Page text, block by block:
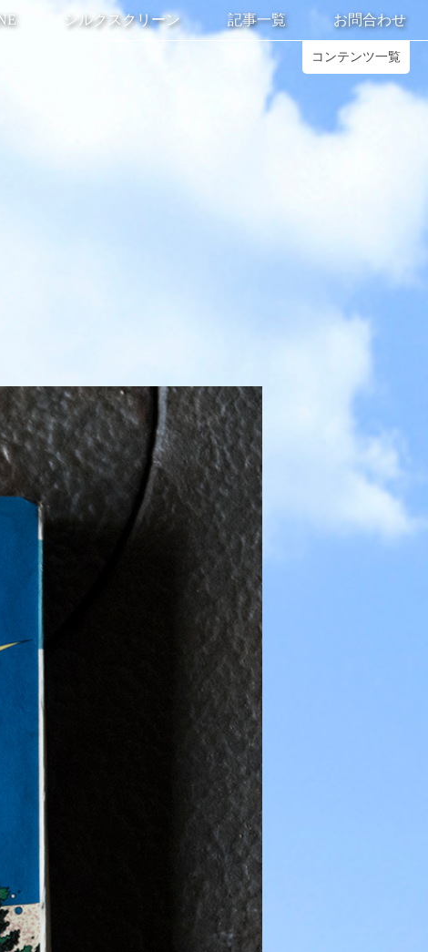
シルクスクリーン 記事一覧 お問合わせ
コンテンツ一覧